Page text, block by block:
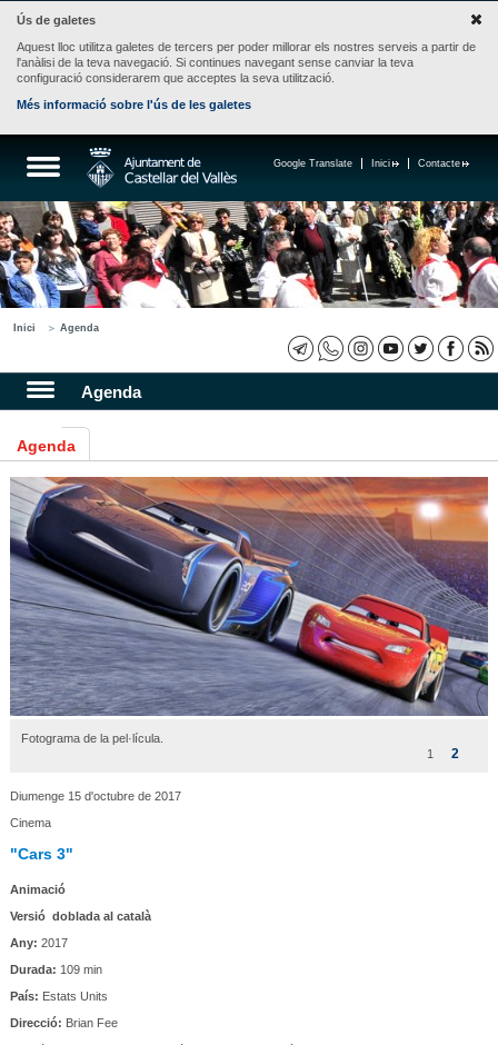
Ús de galetes
Aquest lloc utilitza galetes de tercers per poder millorar els nostres serveis a partir de
l'anàlisi de la teva navegació. Si continues navegant sense canviar la teva
configuració considerarem que acceptes la seva utilització.
Més informació sobre l'ús de les galetes
Contacte
Inici
Google Translate
Inici Agenda
Agenda
Agenda
Fotograma de la pel·lícula.
1
2
Diumenge 15 d'octubre de 2017
Cinema
"Cars 3"
Animació
Versió doblada al català
Any: 2017
Durada: 109 min
País: Estats Units
Direcció: Brian Fee